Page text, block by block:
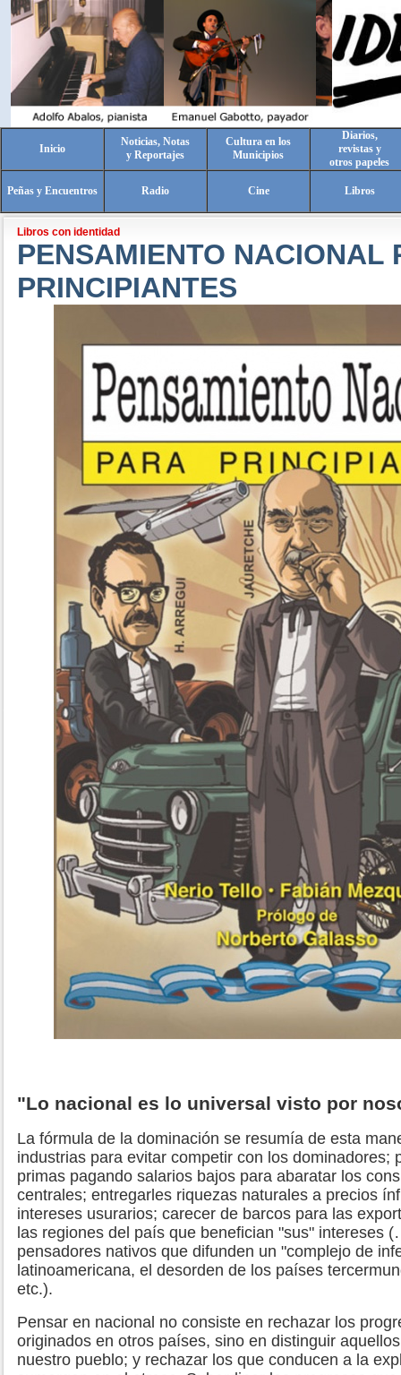
Inicio
Noticias, Notas
y Reportajes
Cultura en los
Municipios
Diarios,
revistas y
otros papeles
Peñas y Encuentros Radio Cine Libros
Libros con identidad
PENSAMIENTO NACIONAL
PRINCIPIANTES
"Lo nacional es lo universal visto por
La fórmula de la dominación se resumía de esta
industrias para evitar competir con los dominadores;
primas pagando salarios bajos para abaratar los
centrales; entregarles riquezas naturales a precios
intereses usurarios; carecer de barcos para las
las regiones del país que benefician "sus" intereses
pensadores nativos que difunden un "complejo de
latinoamericana, el desorden de los países
etc.).
Pensar en nacional no consiste en rechazar los
originados en otros países, sino en distinguir
nuestro pueblo; y rechazar los que conducen a la